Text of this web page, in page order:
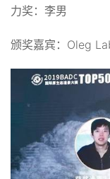
力奖：李男
颁奖嘉宾：Oleg